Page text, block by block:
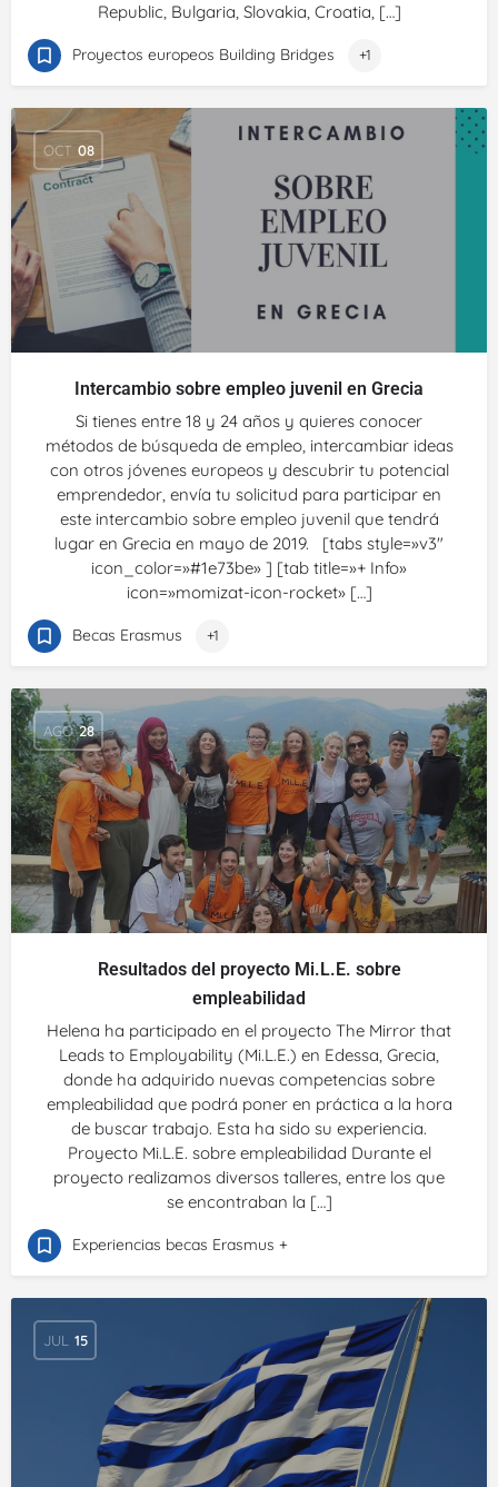
Republic, Bulgaria, Slovakia, Croatia, […]
Proyectos europeos Building Bridges +1
OCT 08
Intercambio sobre empleo juvenil en Grecia
Si tienes entre 18 y 24 años y quieres conocer
métodos de búsqueda de empleo, intercambiar ideas
con otros jóvenes europeos y descubrir tu potencial
emprendedor, envía tu solicitud para participar en
este intercambio sobre empleo juvenil que tendrá
lugar en Grecia en mayo de 2019. [tabs style=»v3″
icon_color=»#1e73be» ] [tab title=»+ Info»
icon=»momizat-icon-rocket» […]
Becas Erasmus +1
AGO 28
Resultados del proyecto Mi.L.E. sobre
empleabilidad
Helena ha participado en el proyecto The Mirror that
Leads to Employability (Mi.L.E.) en Edessa, Grecia,
donde ha adquirido nuevas competencias sobre
empleabilidad que podrá poner en práctica a la hora
de buscar trabajo. Esta ha sido su experiencia.
Proyecto Mi.L.E. sobre empleabilidad Durante el
proyecto realizamos diversos talleres, entre los que
se encontraban la […]
Experiencias becas Erasmus +
JUL 15